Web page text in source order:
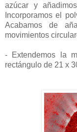
azúcar y
Incorporamos el
Acabamos de
movimientos
- Extendemos la
rectángulo de 21 x